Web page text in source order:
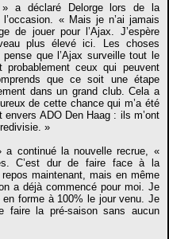
a déclaré Delorge lors de la
« Mais je n’ai jamais
de jouer pour l’Ajax. J’espère
plus élevé ici. Les choses
que l’Ajax surveille tout le
ceux qui peuvent
que ce soit une étape
dans un grand club. Cela a
de cette chance qui m’a été
ADO Den Haag : ils m’ont
»
continué la nouvelle recrue, «
C’est dur de faire face à la
maintenant, mais en même
a déjà commencé pour moi. Je
en forme à 100% le jour venu. Je
la pré-saison sans aucun